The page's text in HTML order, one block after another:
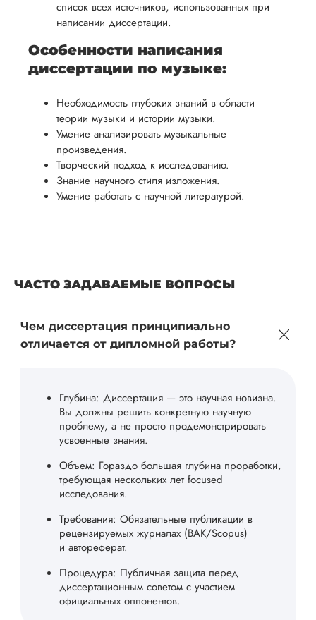
список всех источников, использованных при
написании диссертации.
Особенности написания
диссертации по музыке:
Необходимость глубоких знаний в области
теории музыки и истории музыки.
Умение анализировать музыкальные
произведения.
Творческий подход к исследованию.
Знание научного стиля изложения.
Умение работать с научной литературой.
ЧАСТО ЗАДАВАЕМЫЕ ВОПРОСЫ
Чем диссертация принципиально
отличается от дипломной работы?
Глубина: Диссертация — это научная новизна.
Вы должны решить конкретную научную
проблему, а не просто продемонстрировать
усвоенные знания.
Объем: Гораздо большая глубина проработки,
требующая нескольких лет focused
исследования.
Требования: Обязательные публикации в
рецензируемых журналах (ВАК/Scopus)
и автореферат.
Процедура: Публичная защита перед
диссертационным советом с участием
официальных оппонентов.